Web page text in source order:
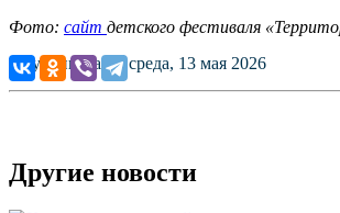
Фото: сайт детского фестиваля
Опубликовано: среда, 13 мая 2026
Другие новости